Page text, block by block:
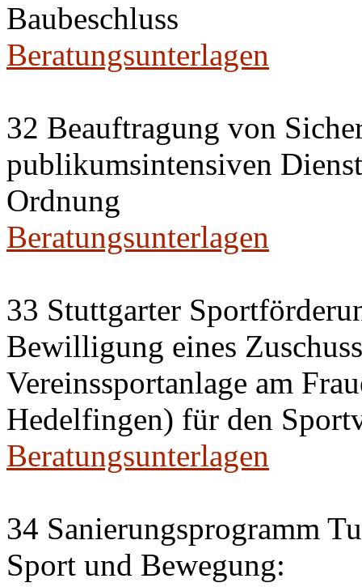
Baubeschluss
Beratungsunterlagen
32 Beauftragung von
publikumsintensiven
Ordnung
Beratungsunterlagen
33 Stuttgarter
Bewilligung eines
Vereinssportanlage am
Hedelfingen) für den
Beratungsunterlagen
34 Sanierungsprogramm
Sport und Bewegung: